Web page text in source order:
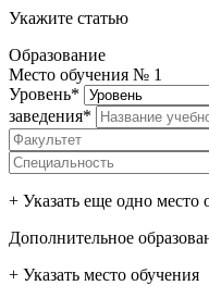
Укажите статью
Образование
Место обучения № 1
Уровень*
заведения*
+ Указать еще одно место
Дополнительное
+ Указать место обучения